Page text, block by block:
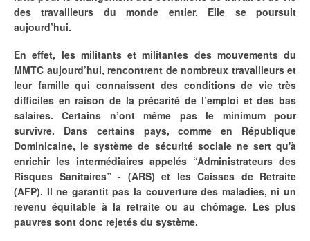
des travailleurs du monde entier. Elle se poursuit
aujourd’hui.
En effet, les militants et militantes des mouvements du
MMTC aujourd’hui, rencontrent de nombreux travailleurs et
leur famille qui connaissent des conditions de vie très
difficiles en raison de la précarité de l’emploi et des bas
salaires. Certains n’ont même pas le minimum pour
survivre. Dans certains pays, comme en République
Dominicaine, le système de sécurité sociale ne sert qu'à
enrichir les intermédiaires appelés “Administrateurs des
Risques Sanitaires” - (ARS) et les Caisses de Retraite
(AFP). Il ne garantit pas la couverture des maladies, ni un
revenu équitable à la retraite ou au chômage. Les plus
pauvres sont donc rejetés du système.